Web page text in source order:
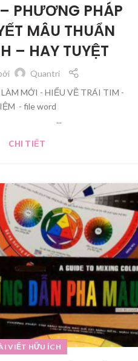
PHƯƠNG PHÁP
MÂU THUẨN
– HAY TUYỆT
Quantri
MỚI - HIỂU VỀ TRÁI TIM -
NIỆM - file word
CHI TIẾT
VIẾT HỮU ÍCH